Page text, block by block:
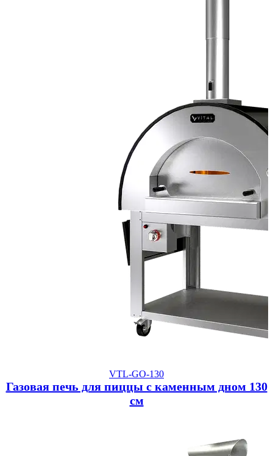
VTL-GO-130
Газовая печь для пиццы с каменным дном 130
см